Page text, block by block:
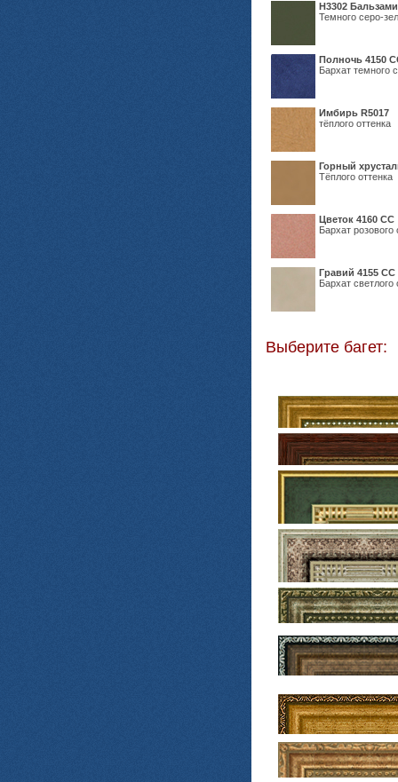
Н3302
Темного серо-
Полночь 4150
Бархат темного
Имбирь R5017
тёплого оттенка
Горный
Тёплого оттенка
Цветок 4160 СС
Бархат розового
Гравий 4155 СС
Бархат светлого
Выберите багет: